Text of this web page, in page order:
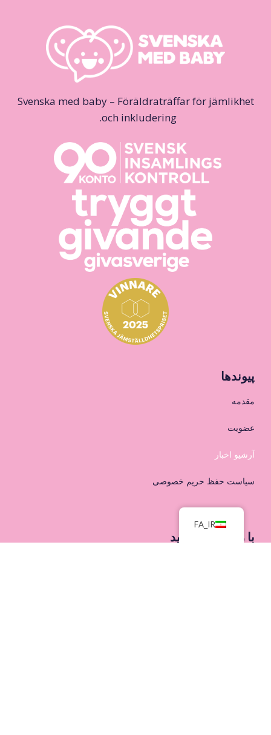
Svenska med baby – Föräldraträffar för jämlikhet
och inkludering.
پیوندها
مقدمه
عضویت
آرشیو اخبار
سیاست حفظ حریم خصوصی
با ما تماس بگیرید
FA_IR